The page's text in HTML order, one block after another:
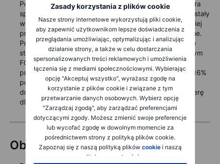
Zasady korzystania z plików cookie
Nasze strony internetowe wykorzystują pliki cookie,
aby zapewnić użytkownikom lepsze doświadczenia z
przeglądania umożliwiając, optymalizując i analizując
działanie strony, a także w celu dostarczania
spersonalizowanych treści reklamowych i umożliwienia
łączenia się z mediami społecznościowymi. Wybierając
opcję "Akceptuj wszystko", wyrażasz zgodę na
korzystanie z plików cookie i związane z tym
przetwarzanie danych osobowych. Wybierz opcję
"Zarządzaj zgodą", aby zarządzać preferencjami
dotyczącymi zgody. Możesz zmienić swoje preferencje
lub wycofać zgodę w dowolnym momencie za
pośrednictwem strony z polityką plików cookie.
Zapoznaj się z naszą polityką plików cookiei naszą
polityką
prywatności
Po zeszłotygodniowej, kapitulacyjnej wyprzedaży, która
sprowadziła kruszec w okolice 4 000 USD, pozycje zostały
wyraźnie zredukowane, co pozostawia inwestorów lepiej
przygotowanych na zmiany techniczne i fundamentalne.
Przy oczekiwaniach rynku nastawionych na podwyżkę
stóp jeszcze w tym roku, uwaga skupia się na środowym
FOMC – pierwszym prowadzonym przez nowego
przewodniczącego Fed, Kevina Warsha. Złoto straciło 16%
podczas kryzysu na Bliskim Wschodzie; obecnie 200-
dniowa średnia ruchoma przy 4 455 USD stanowi barierę
dla dalszego odrabiania strat.
Obligacje